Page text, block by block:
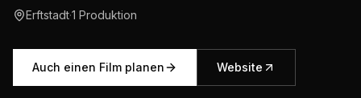
Erftstadt·1 Produktion
Auch einen Film planen Website